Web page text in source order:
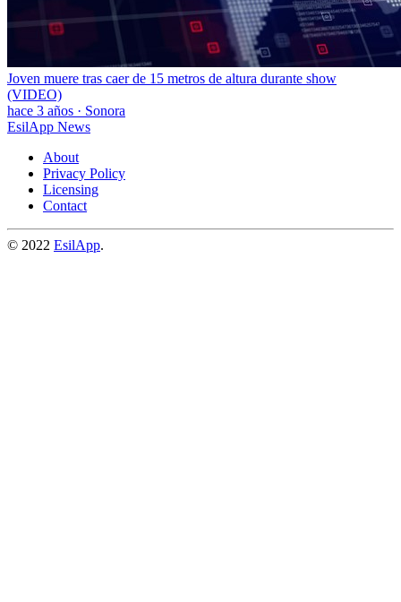
Joven muere tras caer de 15 metros de altura durante show
(VIDEO)
hace 3 años · Sonora
EsilApp News
About
Privacy Policy
Licensing
Contact
© 2022 EsilApp.